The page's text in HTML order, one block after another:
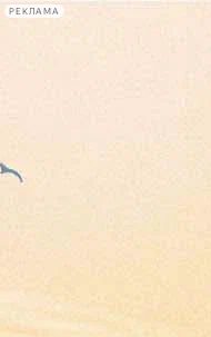
РЕКЛАМА